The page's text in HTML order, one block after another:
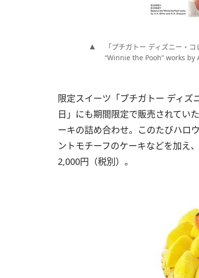
「プチガトー ディズニー・
“Winnie the Pooh” works by
限定スイーツ「プチガトー ディズ
日」にも期間限定で販売されてい
ーキの詰め合わせ。このたびハロ
ントモチーフのケーキなどを加え
2,000円（税別）。